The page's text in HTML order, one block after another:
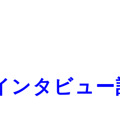
タビュー